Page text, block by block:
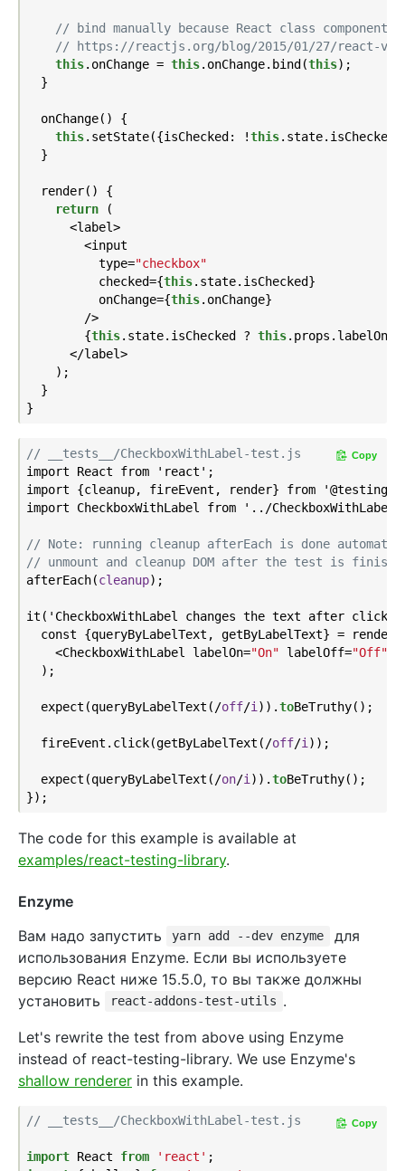
// bind manually because React class
// https://reactjs.org/blog/2015/01/27/react-
this.onChange = this.onChange.bind(this);
  }
  onChange() {
this.setState({isChecked: !this
  }
  render() {
return (
      <label>
        <input
          type=
"checkbox"
          checked={
this.state.isChecked}
          onChange={
this.onChange}
        />
        {
this.state.isChecked ? this.props.labelOn
      </label>
    );
  }
// __tests__/CheckboxWithLabel-test.js
import React from 'react';
import {cleanup, fireEvent, render} from
import CheckboxWithLabel from '../
// Note: running cleanup afterEach is done
// unmount and cleanup DOM after the test is
afterEach(cleanup) ;
it('CheckboxWithLabel changes the text after click',
  const {queryByLabelText, getByLabelText} = render(
    <CheckboxWithLabel labelOn=
"On" labelOff="Off"
  );
  expect(query
ByLabelText( /off/i ) ).toBeTruthy() ;
  fireEvent.click(get
ByLabelText( /off/i ) );
  expect(query
ByLabelText( /on/i ) ).toBeTruthy() ;
Copy
The code for this example is available at
examples/react-testing-library.
Enzyme
Вам надо запустить
yarn add --dev enzyme
для
использования Enzyme. Если вы используете
версию React ниже 15.5.0, то вы также должны
установить
react-addons-test-utils .
Let's rewrite the test from above using Enzyme
instead of react-testing-library. We use Enzyme's
shallow renderer in this example.
// __tests__/CheckboxWithLabel-test.js
import React from 'react'
Copy